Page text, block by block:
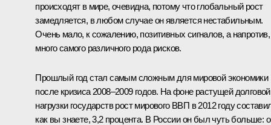
происходят в мире, очевидна, потому что глобальный рост
замедляется, в любом случае он является нестабильным.
Очень мало, к сожалению, позитивных сигналов, а напротив,
много самого различного рода рисков.
Прошлый год стал самым сложным для мировой экономики
после кризиса 2008–2009 годов. На фоне растущей долговой
нагрузки государств рост мирового ВВП в 2012 году
как вы знаете, 3,2 процента. В России он был чуть больше: